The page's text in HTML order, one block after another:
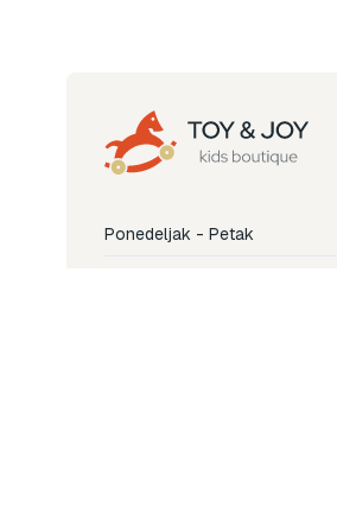
Ponedeljak - Petak